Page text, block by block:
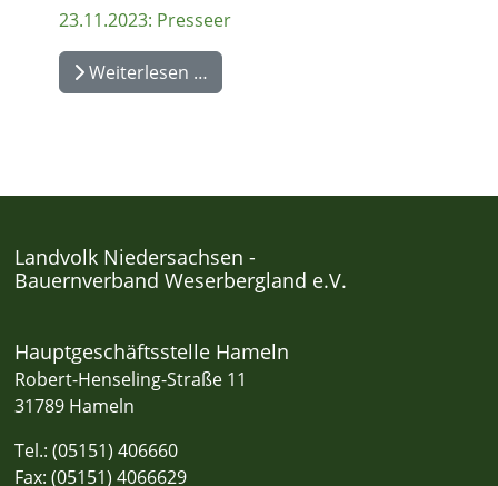
23.11.2023: Presseer
Weiterlesen …
Landvolk Niedersachsen -
Bauernverband Weserbergland e.V.
Hauptgeschäftsstelle Hameln
Robert-Henseling-Straße 11
31789 Hameln
Tel.: (05151) 406660
Fax: (05151) 4066629